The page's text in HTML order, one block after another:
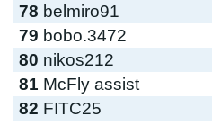
78 belmiro91
79 bobo.3472
80 nikos212
81 McFly assist
82 FITC25